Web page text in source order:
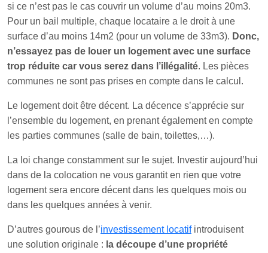
si ce n’est pas le cas couvrir un volume d’au moins 20m3.
Pour un bail multiple, chaque locataire a le droit à une
surface d’au moins 14m2 (pour un volume de 33m3). Donc,
n’essayez pas de louer un logement avec une surface
trop réduite car vous serez dans l’illégalité. Les pièces
communes ne sont pas prises en compte dans le calcul.
Le logement doit être décent. La décence s’apprécie sur
l’ensemble du logement, en prenant également en compte
les parties communes (salle de bain, toilettes,…).
La loi change constamment sur le sujet. Investir aujourd’hui
dans de la colocation ne vous garantit en rien que votre
logement sera encore décent dans les quelques mois ou
dans les quelques années à venir.
D’autres gourous de l’investissement locatifintroduisent
une solution originale : la découpe d’une propriété